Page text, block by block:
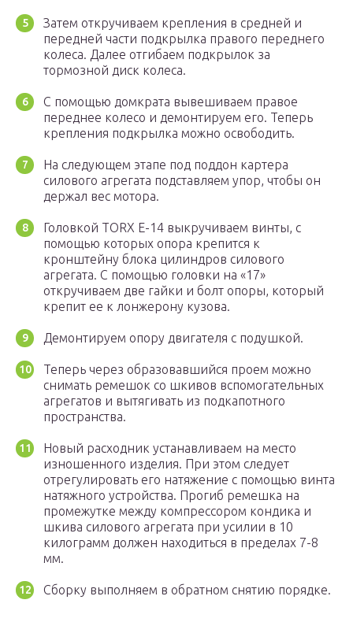
Затем откручиваем крепления в средней и
передней части подкрылка правого переднего
колеса. Далее отгибаем подкрылок за
тормозной диск колеса.
С помощью домкрата вывешиваем правое
переднее колесо и демонтируем его. Теперь
крепления подкрылка можно освободить.
На следующем этапе под поддон картера
силового агрегата подставляем упор, чтобы он
держал вес мотора.
Головкой TORX E-14 выкручиваем винты, с
помощью которых опора крепится к
кронштейну блока цилиндров силового
агрегата. С помощью головки на «17»
откручиваем две гайки и болт опоры, который
крепит ее к лонжерону кузова.
Демонтируем опору двигателя с подушкой.
Теперь через образовавшийся проем можно
снимать ремешок со шкивов вспомогательных
агрегатов и вытягивать из подкапотного
пространства.
Новый расходник устанавливаем на место
изношенного изделия. При этом следует
отрегулировать его натяжение с помощью винта
натяжного устройства. Прогиб ремешка на
промежутке между компрессором кондика и
шкива силового агрегата при усилии в 10
килограмм должен находиться в пределах 7-8
мм.
Сборку выполняем в обратном снятию порядке.